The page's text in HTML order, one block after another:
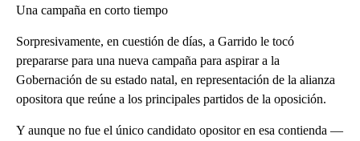
Una campaña en corto tiempo
Sorpresivamente, en cuestión de días, a Garrido le tocó
prepararse para una nueva campaña para aspirar a la
Gobernación de su estado natal, en representación de la alianza
opositora que reúne a los principales partidos de la oposición.
Y aunque no fue el único candidato opositor en esa contienda —